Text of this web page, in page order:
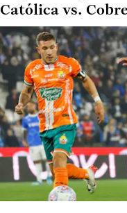
Católica vs.